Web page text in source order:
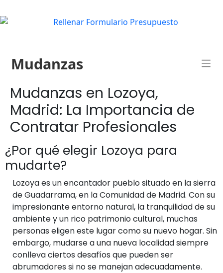
Mudanzas
Mudanzas en Lozoya,
Madrid: La Importancia de
Contratar Profesionales
¿Por qué elegir Lozoya para
mudarte?
Lozoya es un encantador pueblo situado en la sierra
de Guadarrama, en la Comunidad de Madrid. Con su
impresionante entorno natural, la tranquilidad de su
ambiente y un rico patrimonio cultural, muchas
personas eligen este lugar como su nuevo hogar. Sin
embargo, mudarse a una nueva localidad siempre
conlleva ciertos desafíos que pueden ser
abrumadores si no se manejan adecuadamente.